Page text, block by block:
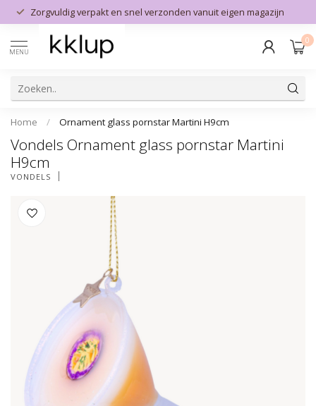
Zorgvuldig verpakt en snel verzonden vanuit eigen magazijn
MENU
0
Home / Ornament glass pornstar Martini H9cm
Vondels Ornament glass pornstar Martini
H9cm
VONDELS